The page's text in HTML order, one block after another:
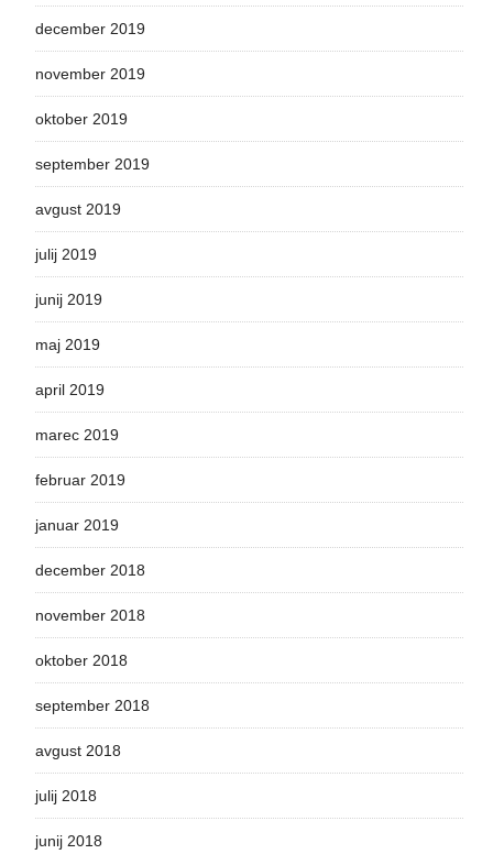
december 2019
november 2019
oktober 2019
september 2019
avgust 2019
julij 2019
junij 2019
maj 2019
april 2019
marec 2019
februar 2019
januar 2019
december 2018
november 2018
oktober 2018
september 2018
avgust 2018
julij 2018
junij 2018